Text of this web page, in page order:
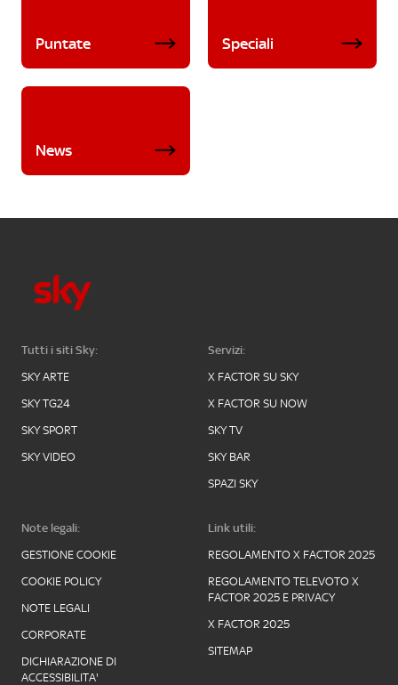
Puntate Speciali
News
Tutti i siti Sky:
SKY ARTE
SKY TG24
SKY SPORT
SKY VIDEO
Servizi:
X FACTOR SU SKY
X FACTOR SU NOW
SKY TV
SKY BAR
SPAZI SKY
Note legali:
GESTIONE COOKIE
COOKIE POLICY
NOTE LEGALI
CORPORATE
DICHIARAZIONE DI
ACCESSIBILITA'
Link utili:
REGOLAMENTO X FACTOR 2025
REGOLAMENTO TELEVOTO X
FACTOR 2025 E PRIVACY
X FACTOR 2025
SITEMAP